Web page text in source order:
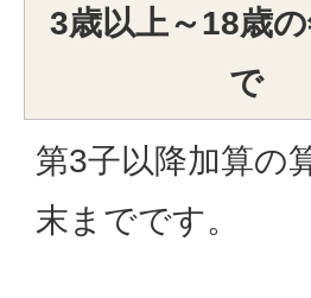
3歳以上～18歳
で
第3子以降加算の
末までです。